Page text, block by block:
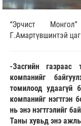
“Эрчист
Г.Амартүвшинтэй
-Засгийн газраас
компанийг
томилоод
компанийг нэгтгэн
нь энэ нэгтгэлийг
Таны хувьд энэ